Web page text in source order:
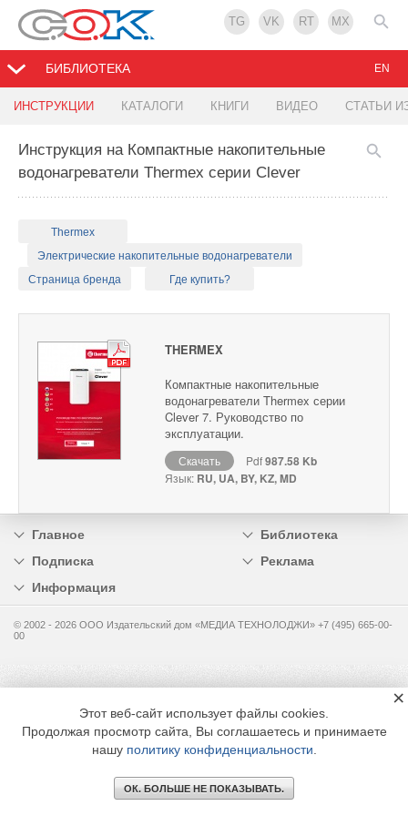
TG VK RT MX
БИБЛИОТЕКА
ИНСТРУКЦИИ КАТАЛОГИ КНИГИ ВИДЕО СТАТЬИ
EN
Инструкция на Компактные накопительные
водонагреватели Thermex серии Clever
Thermex
Электрические накопительные водонагреватели
Страница бренда
Где купить?
THERMEX
Компактные накопительные
водонагреватели Thermex серии
Clever 7. Руководство по
эксплуатации.
Скачать Pdf987.58 Kb
Язык: RU, UA, BY, KZ, MD
Главное
Библиотека
Подписка
Реклама
Информация
© 2002 - 2026 OOO Издательский дом «МЕДИА ТЕХНОЛОДЖИ» +7 (495) 665-00-
00
Этот веб-сайт использует файлы cookies.
Продолжая просмотр сайта, Вы соглашаетесь и принимаете
нашу политику конфиденциальности
ОК. БОЛЬШЕ НЕ ПОКАЗЫВАТЬ.
×